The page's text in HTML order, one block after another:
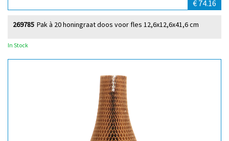
€ 74.16
Pak à 20 honingraat doos voor fles 12,6x12,6x41,6 cm
269785
In Stock